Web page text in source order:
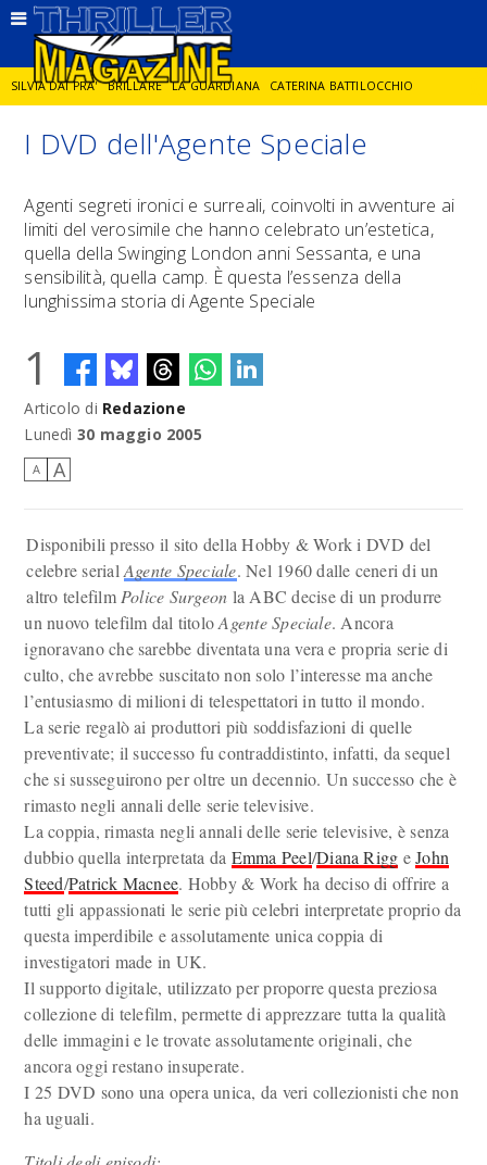
SILVIA DAI PRA' BRILLARE LA GUARDIANA CATERINA BATTILOCCHIO
JORGE DIAZ LA SPIA DELITTO IN CORNICE GIANCARLO DE CATALDO
DIEGO ZANDEL GLI ANNI DI PIETRA
I DVD dell'Agente Speciale
Agenti segreti ironici e surreali, coinvolti in avventure ai
limiti del verosimile che hanno celebrato un’estetica,
quella della Swinging London anni Sessanta, e una
sensibilità, quella camp. È questa l’essenza della
lunghissima storia di Agente Speciale
1
Articolo di Redazione
Lunedì 30 maggio 2005
A A
Disponibili presso il sito della Hobby & Work i DVD del
celebre serialAgente Speciale. Nel 1960 dalle ceneri di un
altro telefilm Police Surgeon la ABC decise di un produrre
un nuovo telefilm dal titoloAgente Speciale. Ancora
ignoravano che sarebbe diventata una vera e propria serie di
culto, che avrebbe suscitato non solo l’interesse ma anche
l’entusiasmo di milioni di telespettatori in tutto il mondo.
La serie regalò ai produttori più soddisfazioni di quelle
preventivate; il successo fu contraddistinto, infatti, da sequel
che si susseguirono per oltre un decennio. Un successo che è
rimasto negli annali delle serie televisive.
La coppia, rimasta negli annali delle serie televisive, è senza
dubbio quella interpretata da Emma Peel/Diana Rigg eJohn
Steed/Patrick Macnee. Hobby & Work ha deciso di offrire a
tutti gli appassionati le serie più celebri interpretate proprio da
questa imperdibile e assolutamente unica coppia di
investigatori made in UK.
Il supporto digitale, utilizzato per proporre questa preziosa
collezione di telefilm, permette di apprezzare tutta la qualità
delle immagini e le trovate assolutamente originali, che
ancora oggi restano insuperate.
I 25 DVD sono una opera unica, da veri collezionisti che non
ha uguali.